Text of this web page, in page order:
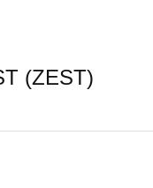
(ZEST)